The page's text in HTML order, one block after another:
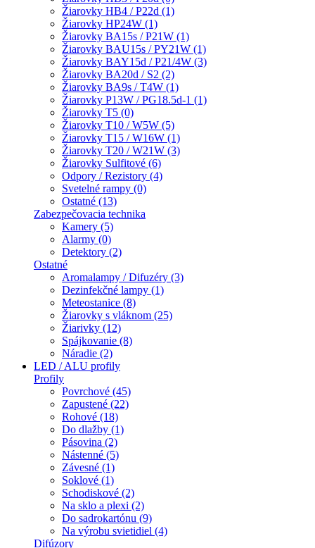
Žiarovky HB4 / P22d (1)
Žiarovky HP24W (1)
Žiarovky BA15s / P21W (1)
Žiarovky BAU15s / PY21W (1)
Žiarovky BAY15d / P21/4W (3)
Žiarovky BA20d / S2 (2)
Žiarovky BA9s / T4W (1)
Žiarovky P13W / PG18.5d-1 (1)
Žiarovky T5 (0)
Žiarovky T10 / W5W (5)
Žiarovky T15 / W16W (1)
Žiarovky T20 / W21W (3)
Žiarovky Sulfitové (6)
Odpory / Rezistory (4)
Svetelné rampy (0)
Ostatné (13)
Zabezpečovacia technika
Kamery (5)
Alarmy (0)
Detektory (2)
Ostatné
Aromalampy / Difuzéry (3)
Dezinfekčné lampy (1)
Meteostanice (8)
Žiarovky s vláknom (25)
Žiarivky (12)
Spájkovanie (8)
Náradie (2)
LED / ALU profily
Profily
Povrchové (45)
Zapustené (22)
Rohové (18)
Do dlažby (1)
Pásovina (2)
Nástenné (5)
Závesné (1)
Soklové (1)
Schodiskové (2)
Na sklo a plexi (2)
Do sadrokartónu (9)
Na výrobu svietidiel (4)
Difúzory